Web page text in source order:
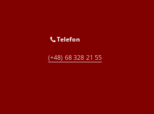
Telefon
(+48) 68 328 21 55